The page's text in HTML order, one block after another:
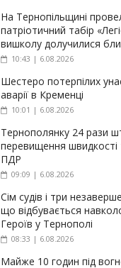
На Тернопільщині
патріотичний табір
вишколу долучилися
10:43 | 6.08.2026
Шестеро потерпілих
аварії в Кременці
10:01 | 6.08.2026
Тернополянку 24 рази
перевищення
ПДР
09:09 | 6.08.2026
Сім судів і три
що відбувається
Героїв у Тернополі
08:33 | 6.08.2026
Майже 10 годин під